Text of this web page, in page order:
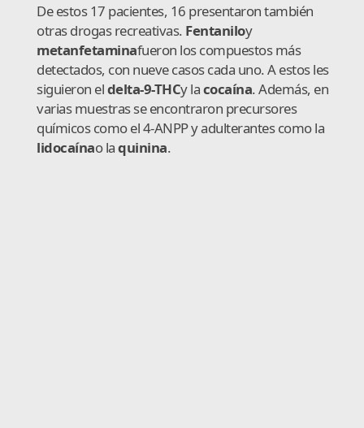
De estos 17 pacientes, 16 presentaron también
otras drogas recreativas. Fentaniloy
metanfetaminafueron los compuestos más
detectados, con nueve casos cada uno. A estos les
siguieron eldelta-9-THCy lacocaína. Además, en
varias muestras se encontraron precursores
químicos como el 4-ANPP y adulterantes como la
lidocaínao laquinina.